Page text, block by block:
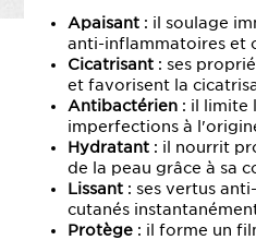
Apaisant : il soulage
anti-inflammatoires et
Cicatrisant : ses
et favorisent la
Antibactérien : il limite
imperfections à
Hydratant : il nourrit
de la peau grâce à sa
Lissant : ses vertus
cutanés
Protège : il forme un